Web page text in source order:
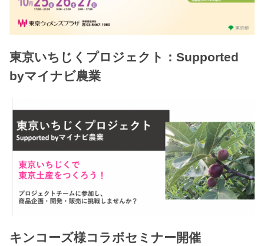
東京いちじくプロジェクト：Supported
byマイナビ農業
キンコーズ様コラボセミナー開催